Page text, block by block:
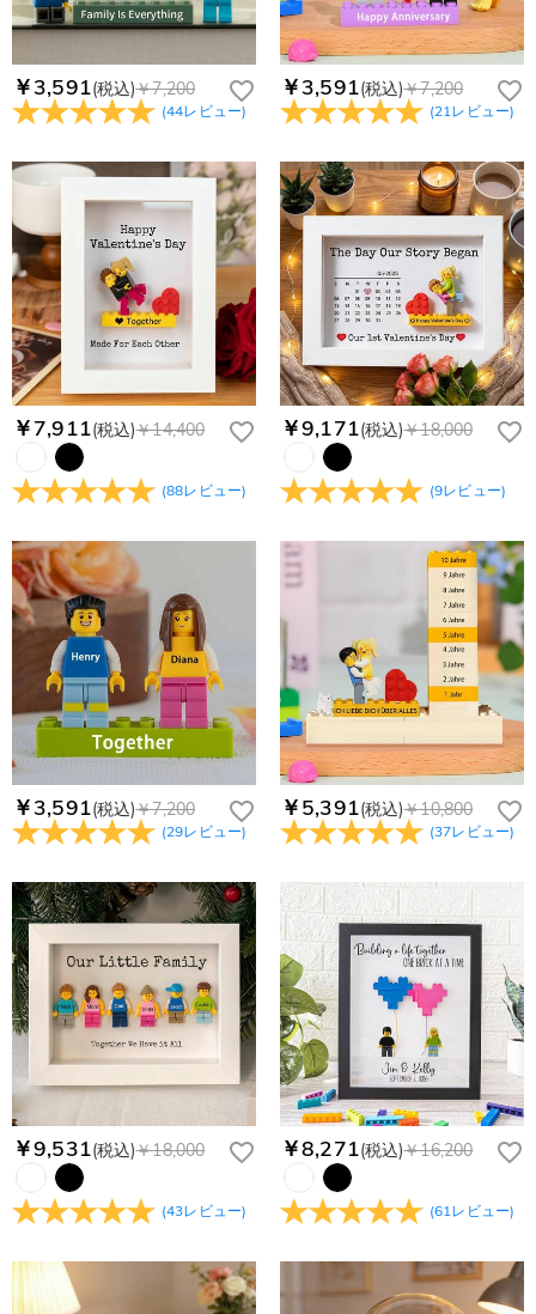
￥3,591(税込)￥7,200
(44レビュー)
￥3,591(税込)￥7,200
(21レビュー)
￥7,911(税込)￥14,400
(88レビュー)
￥9,171(税込)￥18,000
(9レビュー)
￥3,591(税込)￥7,200
(29レビュー)
￥5,391(税込)￥10,800
(37レビュー)
￥9,531(税込)￥18,000
(43レビュー)
￥8,271(税込)￥16,200
(61レビュー)